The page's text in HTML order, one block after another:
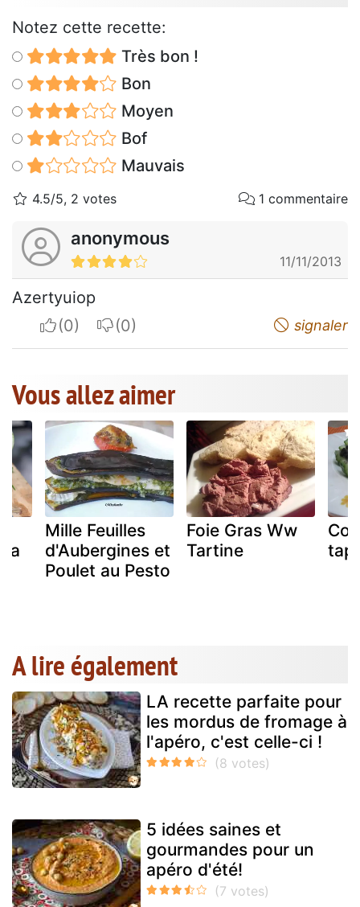
Notez cette recette:
Très bon !
Bon
Moyen
Bof
Mauvais
4.5/5, 2 votes 1 commentaire
anonymous
11/11/2013
Azertyuiop
I apreciateI do not appreciate signaler
Vous allez aimer
Mille Feuilles
d'Aubergines et
Poulet au Pesto
Foie Gras Ww
Tartine
A lire également
LA recette parfaite pour
les mordus de fromage à
l'apéro, c'est celle-ci !
5 idées saines et
gourmandes pour un
apéro d'été!